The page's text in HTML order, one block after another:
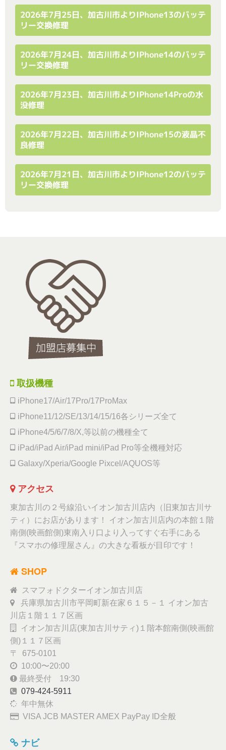
2026年7月25日、加古川市よりiPhone13のバッテ
リー交換修理
2026年7月24日、加古川市よりiPhone14のバッテ
リー交換修理
2026年7月23日、加古川市よりiPhone14Proの水
没修理
2026年7月22日、加古川市よりiPhone15の液晶不
良修理
2026年7月21日、加古川市よりiPhone12のバッテ
リー交換修理
取扱機種
iPhone17/Air/17Pro/17ProMax
iPhone11/12/SE/13/14/15/16各シリーズ全て
iPhone4/5/6/7/8/X,等以前の機種全て
iPad/iPad Air/iPad mini/iPad Pro等全機種対応
Galaxy/Xperia/Google Pixcel/AQUOS等
アクセス
東加古川の２号線沿いイオン加古川店内（旧東加古川サ
ティ）にお店があります！ イオン加古川店内の本館１階
南側(映画館側)東南入り口より入ってすぐ右手にある
『スマホの修理屋さん』の大きな看板が目印です！
SHOP
スマフォドクターイオン加古川店
兵庫県加古川市平岡町新在家６１５－１ イオン加古
川店１階１１７区画
イオン加古川店(東加古川サティ)１階本館南側(映画館
側)１１７区画
〒 675-0101
10:00〜20:00
最終受付 19:30
079-424-5911
年中無休
VISA JCB MASTER AMEX PayPay ID全般
ナビ